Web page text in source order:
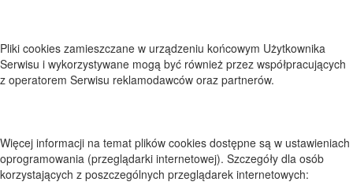
Pliki cookies zamieszczane w urządzeniu końcowym Użytkownika
Serwisu i wykorzystywane mogą być również przez współpracujących
z operatorem Serwisu reklamodawców oraz partnerów.
Więcej informacji na temat plików cookies dostępne są w ustawieniach
oprogramowania (przeglądarki internetowej). Szczegóły dla osób
korzystających z poszczególnych przeglądarek internetowych: